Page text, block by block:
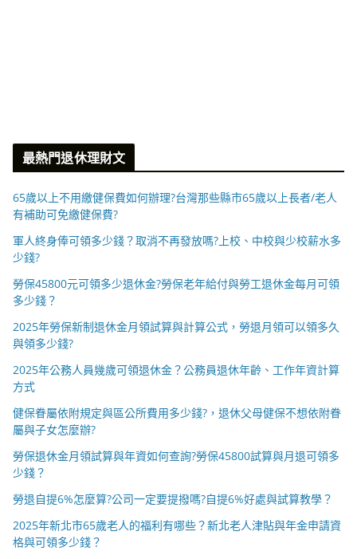
最熱門退休理財文
65歲以上不用繳健保費如何辦理?台灣那些縣市65歲以上長者/老人
有補助可免繳健保費?
軍人終身俸可領多少錢？取消不再發放嗎?上校、中校與少校薪水多
少錢?
勞保45800元可領多少退休金?勞保老年給付與勞工退休金每月可領
多少錢？
2025年勞保新制退休金月領試算與計算公式，勞退月領可以領多久
與領多少錢?
2025年公務人員幾歲可領退休金？公務員退休年齡、工作年資計算
方式
健保眷屬依附規定與區公所費用多少錢?，退休父母健保不想依附眷
屬與子女怎麼辦?
勞保退休金月領試算與年資如何查詢?勞保45800試算與月退可領多
少錢？
勞退自提6%怎麼算?公司一定要提撥嗎?自提6%好處與試算教學？
2025年新北市65歲老人的福利有哪些？新北老人津貼與年金申請資
格與可領多少錢？